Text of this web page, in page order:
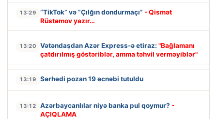
13:29 “TikTok” və “Çılğın dondurmaçı” - Qismət
Rüstəmov yazır…
13:20 Vətəndaşdan Azər Express-ə etiraz: "Bağlamanı
çatdırılmış göstəriblər, amma təhvil verməyiblər"
13:19 Sərhədi pozan 19 əcnəbi tutuldu
13:12 Azərbaycanlılar niyə banka pul qoymur? -
AÇIQLAMA